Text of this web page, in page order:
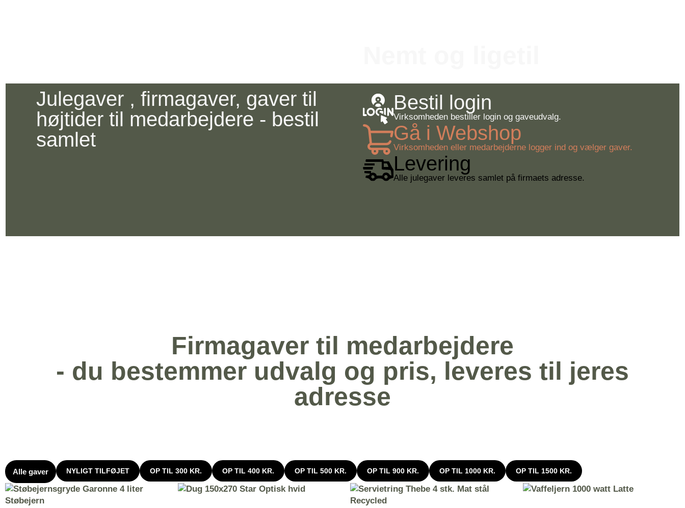
Julegaver , firmagaver, gaver til
højtider til medarbejdere - bestil
samlet
Bestil login
Virksomheden bestiller login og gaveudvalg.
Gå i Webshop
Virksomheden eller medarbejderne logger ind og vælger gaver.
Levering
Alle julegaver leveres samlet på firmaets adresse.
Firmagaver til medarbejdere
- du bestemmer udvalg og pris, leveres til jeres
adresse
Alle gaver NYLIGT TILFØJET OP TIL 300 KR. OP TIL 400 KR. OP TIL 500 KR. OP TIL 900 KR. OP TIL 1000 KR. OP TIL 1500 KR.